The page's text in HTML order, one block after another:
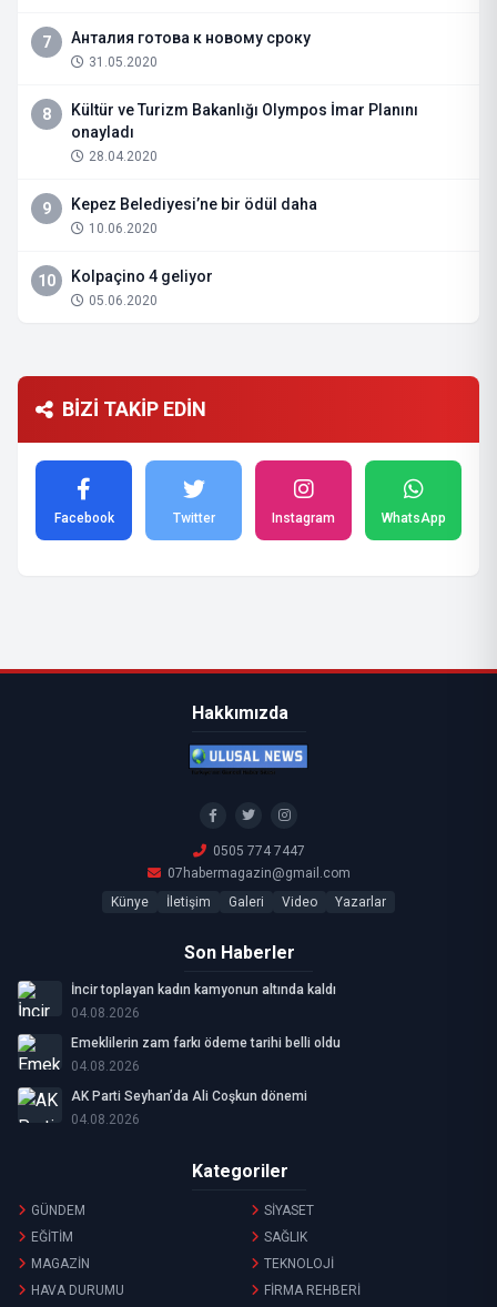
7 Анталия готова к новому сроку
31.05.2020
8
Kültür ve Turizm Bakanlığı Olympos İmar Planını
onayladı
28.04.2020
9 Kepez Belediyesi’ne bir ödül daha
10.06.2020
10 Kolpaçino 4 geliyor
05.06.2020
BİZİ TAKİP EDİN
Facebook Twitter Instagram WhatsApp
Hakkımızda
0505 774 7447
07habermagazin@gmail.com
Künye
İletişim Galeri Video Yazarlar
Son Haberler
İncir toplayan kadın kamyonun altında kaldı
04.08.2026
Emeklilerin zam farkı ödeme tarihi belli oldu
04.08.2026
AK Parti Seyhan’da Ali Coşkun dönemi
04.08.2026
Kategoriler
GÜNDEM
SİYASET
EĞİTİM
SAĞLIK
MAGAZİN
TEKNOLOJİ
HAVA DURUMU
FİRMA REHBERİ